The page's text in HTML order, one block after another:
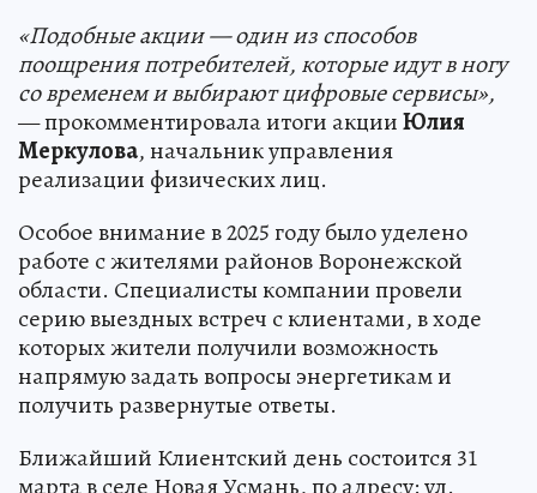
«Подобные акции — один из способов
поощрения потребителей, которые идут в ногу
со временем и выбирают цифровые сервисы»,
— прокомментировала итоги акцииЮлия
Меркулова, начальник управления
реализации физических лиц.
Особое внимание в 2025 году было уделено
работе с жителями районов Воронежской
области. Специалисты компании провели
серию выездных встреч с клиентами, в ходе
которых жители получили возможность
напрямую задать вопросы энергетикам и
получить развернутые ответы.
Ближайший Клиентский день состоится 31
марта в селе Новая Усмань, по адресу: ул.